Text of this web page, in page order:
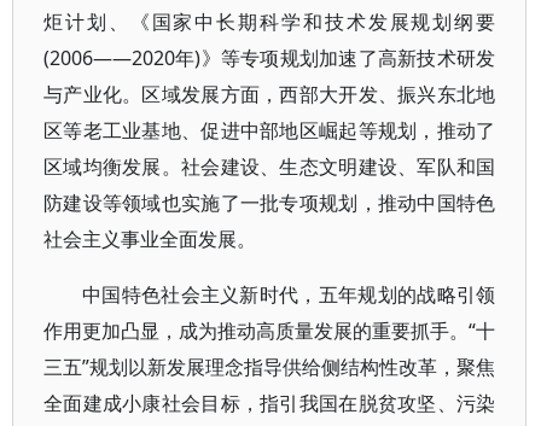
炬计划、《国家中长期科学和技术发展规划纲要
(2006——2020年)》等专项规划加速了高新技术研发
与产业化。区域发展方面，西部大开发、振兴东北地
区等老工业基地、促进中部地区崛起等规划，推动了
区域均衡发展。社会建设、生态文明建设、军队和国
防建设等领域也实施了一批专项规划，推动中国特色
社会主义事业全面发展。
中国特色社会主义新时代，五年规划的战略引领
作用更加凸显，成为推动高质量发展的重要抓手。“十
三五”规划以新发展理念指导供给侧结构性改革，聚焦
全面建成小康社会目标，指引我国在脱贫攻坚、污染